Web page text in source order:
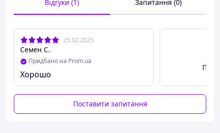
Відгуки (1) Запитання (0)
25.02.2025
Семен С.
Придбано на Prom.ua
Хорошо
Поставити запитання